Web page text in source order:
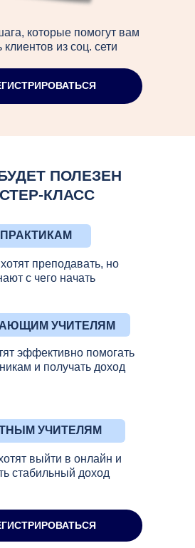
которые помогут вам
клиентов из соц. сети
ПОЛЕЗЕН
КЛАСС
ПРАКТИКАМ
преподавать, но
с чего начать
УЧИТЕЛЯМ
эффективно помогать
и получать доход
УЧИТЕЛЯМ
выйти в онлайн и
стабильный доход